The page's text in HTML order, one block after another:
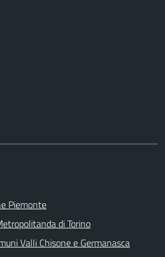
Piemonte
di Torino
Valli Chisone e Germanasca